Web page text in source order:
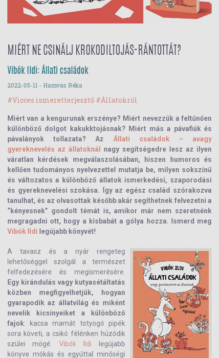
MIÉRT NE CSINÁLJ KROKODILTOJÁS-RÁNTOTTÁT?
Vibók Ildi: Állati családok
2022-05-11 - Hamvas Réka
#Vicces ismeretterjesztő #Állatokról
Miért van a kengurunak erszénye? Miért nevezzük a feltűnően
különböző dolgot kakukktojásnak? Miért más a pávafiúk és
pávalányok tollazata? Az Állati családok – avagy
gyereknevelés az állatoknál
nagy segítségedre lesz az ilyen
váratlan kérdések megválaszolásában, hiszen humoros és
kellően tudományos nyelvezettel mutatja be, milyen sokszínű
és változatos a különböző állatok ismerkedési, szaporodási
és gyereknevelési szokása. Így az egész család szórakozva
tanulhat, és az olvasottak később akár segíthetnek felvezetni a
“kényesnek” gondolt témát is, amikor már nem szeretnénk
megragadni ott, hogy a kisbabát a gólya hozza. Ismerd meg
Vibók Ildi legújabb könyvét!
A tavasz és a nyár rengeteg
lehetőséggel szolgál a természet
felfedezésére és megismerésére.
Egy kirándulás vagy kutyasétáltatás
közben megfigyelhetjük, hogyan
gyarapodik az állatvilág és miként
nevelik kicsinyeiket a különböző
fajok: kacsa mamát totyogó pipék
sora követi, a csikó félénken húzódik
szülei mögé. Vibók Ildi legújabb
könyve mókás és egyúttal minőségi